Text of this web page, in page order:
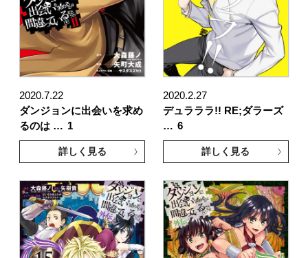
2020.7.22
ダンジョンに出会いを求め
るのは … 1
詳しく見る
2020.2.27
デュラララ!! RE;ダラーズ
… 6
詳しく見る